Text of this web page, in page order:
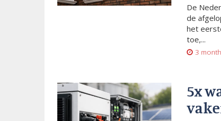
De
de
het
toe,...
3
5x